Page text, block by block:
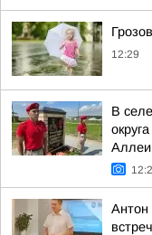
12:29
В
Антон